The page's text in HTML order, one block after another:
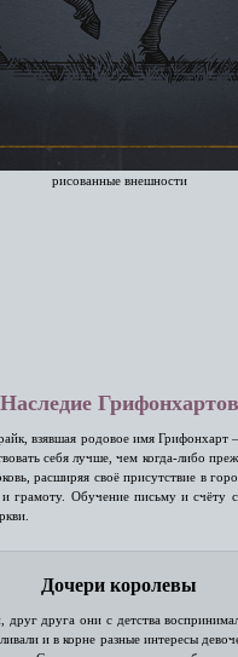
рисованные внешности
Наследие Грифонхартов
взявшая родовое имя
себя лучше, чем когда-либо
расширяя своё присутствие в
и грамоту. Обучение письму и
Дочери королевы
друга они с детства
и в корне разные интересы